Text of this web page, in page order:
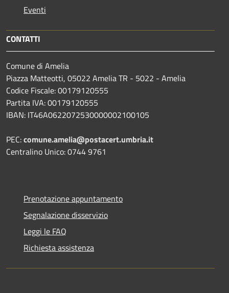
Eventi
CONTATTI
Comune di Amelia
Piazza Matteotti, 05022 Amelia TR - 5022 - Amelia
Codice Fiscale: 00179120555
Partita IVA: 00179120555
IBAN: IT46A0622072530000002100105
PEC:comune.amelia@postacert.umbria.it
Centralino Unico: 0744 9761
Prenotazione appuntamento
Segnalazione disservizio
Leggi le FAQ
Richiesta assistenza